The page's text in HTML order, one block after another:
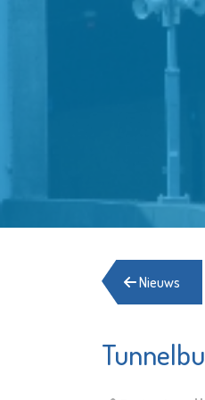
Nieuws
Stadsgehoorzaal